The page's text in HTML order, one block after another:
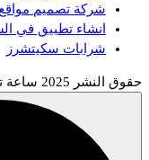
شركة تصميم مواقع
انشاء تطبيق في
شرابات سكيتشرز
حقوق النشر 2025 ساعة تألق